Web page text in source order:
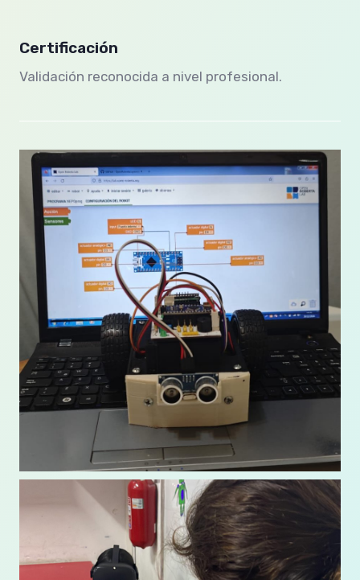
Certificación
Validación reconocida a nivel profesional.